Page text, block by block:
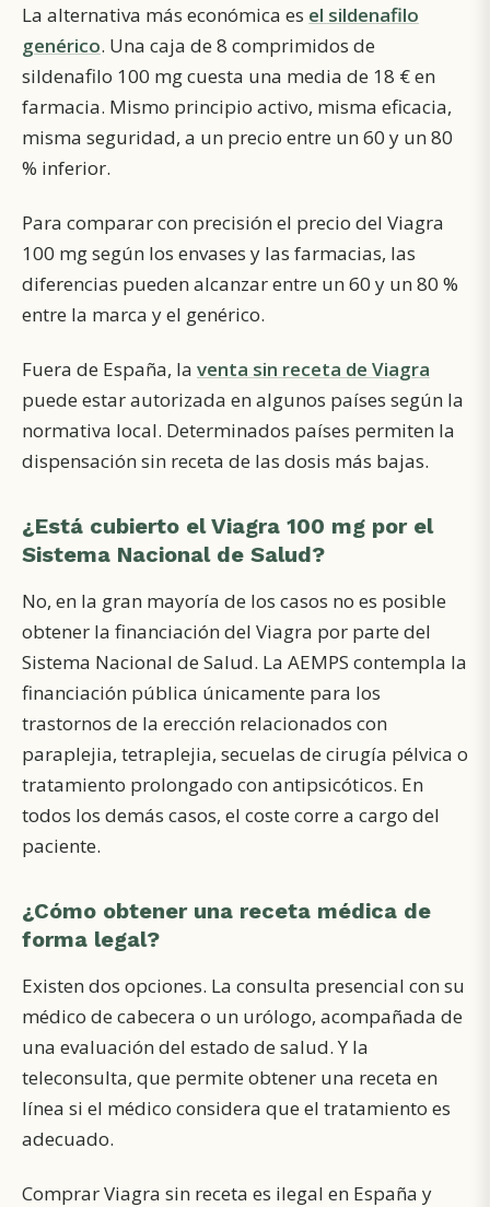
La alternativa más económica es el sildenafilo
genérico. Una caja de 8 comprimidos de
sildenafilo 100 mg cuesta una media de 18 € en
farmacia. Mismo principio activo, misma eficacia,
misma seguridad, a un precio entre un 60 y un 80
% inferior.
Para comparar con precisión el precio del Viagra
100 mg según los envases y las farmacias, las
diferencias pueden alcanzar entre un 60 y un 80 %
entre la marca y el genérico.
Fuera de España, la venta sin receta de Viagra
puede estar autorizada en algunos países según la
normativa local. Determinados países permiten la
dispensación sin receta de las dosis más bajas.
¿Está cubierto el Viagra 100 mg por el
Sistema Nacional de Salud?
No, en la gran mayoría de los casos no es posible
obtener la financiación del Viagra por parte del
Sistema Nacional de Salud. La AEMPS contempla la
financiación pública únicamente para los
trastornos de la erección relacionados con
paraplejia, tetraplejia, secuelas de cirugía pélvica o
tratamiento prolongado con antipsicóticos. En
todos los demás casos, el coste corre a cargo del
paciente.
¿Cómo obtener una receta médica de
forma legal?
Existen dos opciones. La consulta presencial con su
médico de cabecera o un urólogo, acompañada de
una evaluación del estado de salud. Y la
teleconsulta, que permite obtener una receta en
línea si el médico considera que el tratamiento es
adecuado.
Comprar Viagra sin receta es ilegal en España y